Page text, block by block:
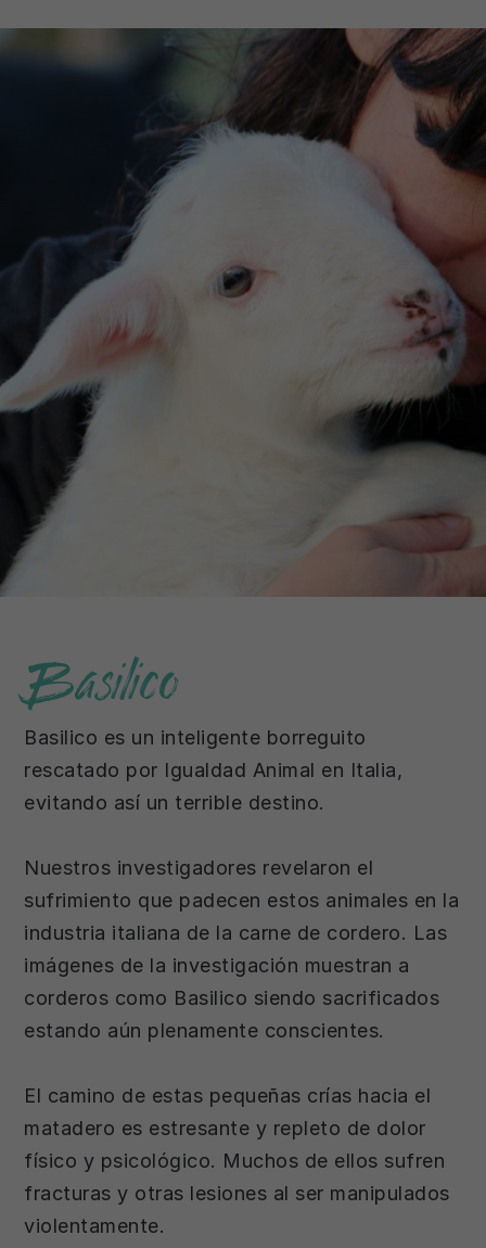
Basilico
Basilico es un inteligente borreguito
rescatado por Igualdad Animal en Italia,
evitando así un terrible destino.
Nuestros investigadores revelaron el
sufrimiento que padecen estos animales en la
industria italiana de la carne de cordero. Las
imágenes de la investigación muestran a
corderos como Basilico siendo sacrificados
estando aún plenamente conscientes.
El camino de estas pequeñas crías hacia el
matadero es estresante y repleto de dolor
físico y psicológico. Muchos de ellos sufren
fracturas y otras lesiones al ser manipulados
violentamente.